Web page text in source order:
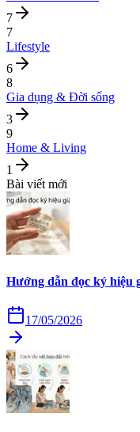
7
7
Lifestyle
6
8
Gia dụng & Đời sống
3
9
Home & Living
1
Bài viết mới
Hướng dẫn đọc ký hiệu
17/05/2026